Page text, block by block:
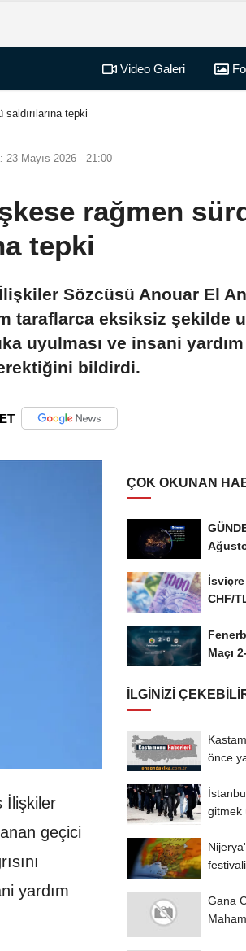
Video Galeri
tepki
23 Mayıs 2026 - 21:00
rağmen
tepki
Sözcüsü Anouar El
taraflarca eksiksiz şekilde
uyulması ve insani
bildirdi.
İlişkiler
geçici
yardım
ÇOK OKUNAN
İsviçre
CHF/
Maçı
İLGINIZI
önce
gitmek
Gana